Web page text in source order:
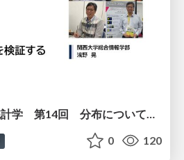
2026年度春学期 統計学 第14回 分布についての仮説を検証する ― 仮説検定（１） (2026. 7. 2)
0 120